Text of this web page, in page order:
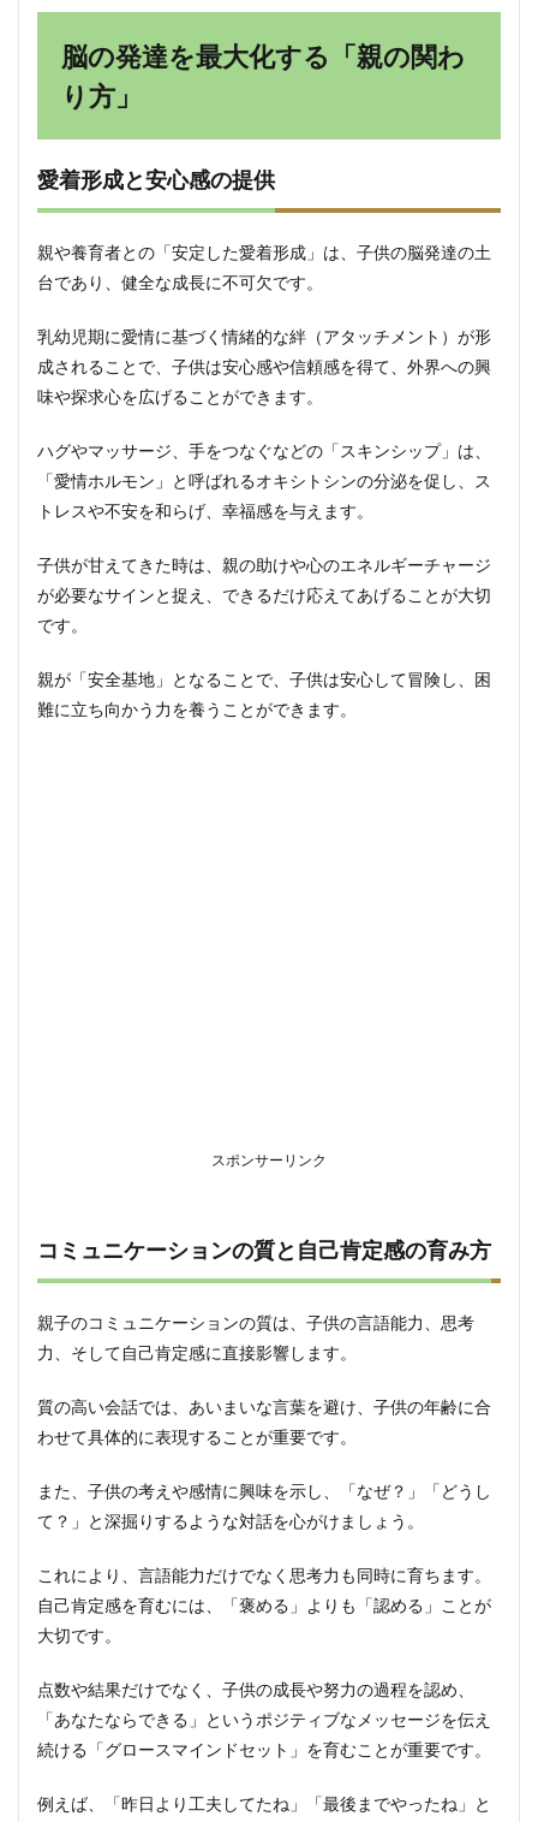
脳の発達を最大化する「親の関わ
り方」
愛着形成と安心感の提供
親や養育者との「安定した愛着形成」は、子供の脳発達の土
台であり、健全な成長に不可欠です。
乳幼児期に愛情に基づく情緒的な絆（アタッチメント）が形
成されることで、子供は安心感や信頼感を得て、外界への興
味や探求心を広げることができます。
ハグやマッサージ、手をつなぐなどの「スキンシップ」は、
「愛情ホルモン」と呼ばれるオキシトシンの分泌を促し、ス
トレスや不安を和らげ、幸福感を与えます。
子供が甘えてきた時は、親の助けや心のエネルギーチャージ
が必要なサインと捉え、できるだけ応えてあげることが大切
です。
親が「安全基地」となることで、子供は安心して冒険し、困
難に立ち向かう力を養うことができます。
スポンサーリンク
コミュニケーションの質と自己肯定感の育み方
親子のコミュニケーションの質は、子供の言語能力、思考
力、そして自己肯定感に直接影響します。
質の高い会話では、あいまいな言葉を避け、子供の年齢に合
わせて具体的に表現することが重要です。
また、子供の考えや感情に興味を示し、「なぜ？」「どうし
て？」と深掘りするような対話を心がけましょう。
これにより、言語能力だけでなく思考力も同時に育ちます。
自己肯定感を育むには、「褒める」よりも「認める」ことが
大切です。
点数や結果だけでなく、子供の成長や努力の過程を認め、
「あなたならできる」というポジティブなメッセージを伝え
続ける「グロースマインドセット」を育むことが重要です。
例えば、「昨日より工夫してたね」「最後までやったね」と